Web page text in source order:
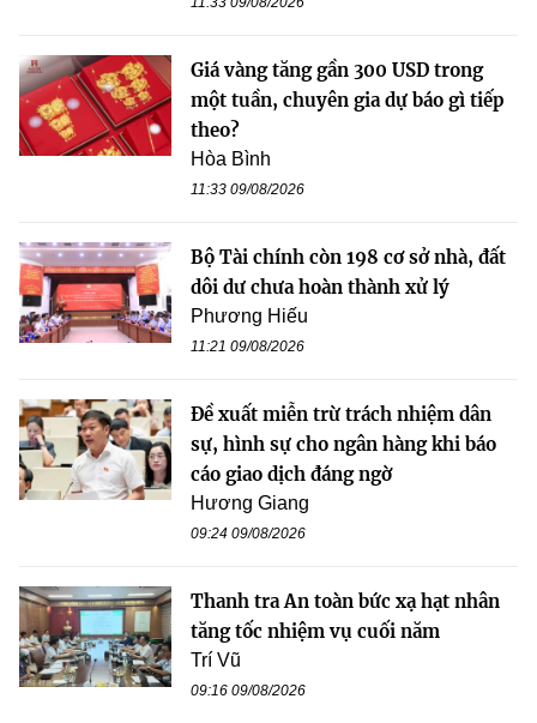
Giá vàng tăng gần 300 USD trong
một tuần, chuyên gia dự báo gì tiếp
theo?
Hòa Bình
11:33 09/08/2026
Bộ Tài chính còn 198 cơ sở nhà, đất
dôi dư chưa hoàn thành xử lý
Phương Hiếu
11:21 09/08/2026
Đề xuất miễn trừ trách nhiệm dân
sự, hình sự cho ngân hàng khi báo
cáo giao dịch đáng ngờ
Hương Giang
09:24 09/08/2026
Thanh tra An toàn bức xạ hạt nhân
tăng tốc nhiệm vụ cuối năm
Trí Vũ
09:16 09/08/2026